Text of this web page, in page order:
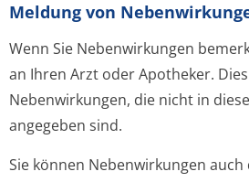
Meldung von
Wenn Sie Nebenwirkungen
an Ihren Arzt oder Apotheker.
Nebenwirkungen, die nicht in
angegeben sind.
Sie können Nebenwirkungen